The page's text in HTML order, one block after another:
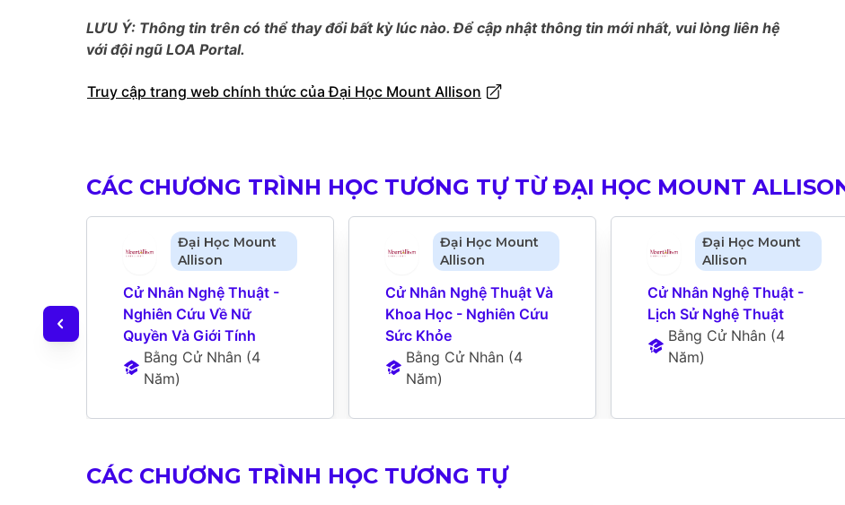
LƯU Ý: Thông tin trên có thể thay đổi bất kỳ lúc nào. Để cập nhật thông tin mới nhất, vui lòng liên hệ
với đội ngũ LOA Portal.
Truy cập trang web chính thức của Đại Học Mount Allison
CÁC CHƯƠNG TRÌNH HỌC TƯƠNG TỰ TỪ ĐẠI HỌC MOUNT
Đại Học Mount
Allison
Cử Nhân Nghệ Thuật -
Nghiên Cứu Về Nữ
Quyền Và Giới Tính
Bằng Cử Nhân (4
Năm)
Đại Học Mount
Allison
Cử Nhân Nghệ Thuật Và
Khoa Học - Nghiên Cứu
Sức Khỏe
Bằng Cử Nhân (4
Năm)
Đại Học Mount
Allison
Cử Nhân Nghệ Thuật -
Lịch Sử Nghệ Thuật
Bằng Cử Nhân (4
Năm)
CÁC CHƯƠNG TRÌNH HỌC TƯƠNG TỰ